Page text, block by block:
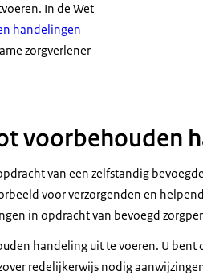
In de Wet
handelingen
zorgverlener
voorbehouden
van een zelfstandig
voor verzorgenden en
in opdracht van bevoegd
handeling uit te voeren. U bent
redelijkerwijs nodig